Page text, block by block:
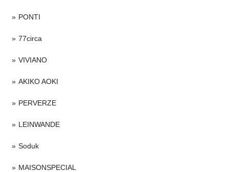
PONTI
77circa
VIVIANO
AKIKO AOKI
PERVERZE
LEINWANDE
Soduk
MAISONSPECIAL